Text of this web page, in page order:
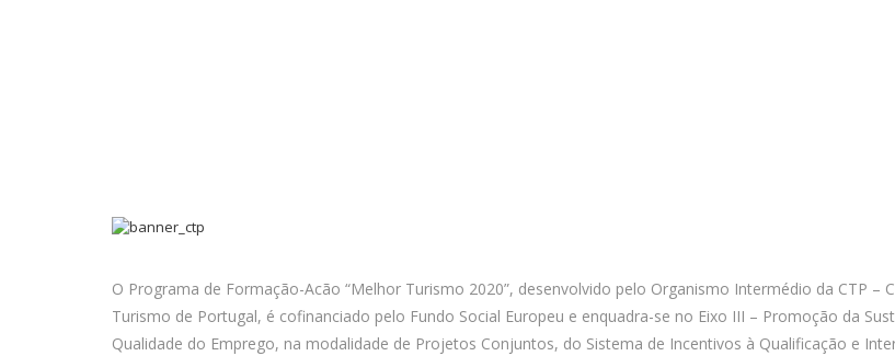
O Programa de Formação-Acão “Melhor Turismo 2020”, desenvolvido pelo Organismo Intermédio da CTP –
Turismo de Portugal, é cofinanciado pelo Fundo Social Europeu e enquadra-se no Eixo III – Promoção da
Qualidade do Emprego, na modalidade de Projetos Conjuntos, do Sistema de Incentivos à Qualificação e